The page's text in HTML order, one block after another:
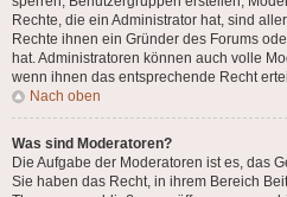
Rechte, die ein Administrator hat, sind
Rechte ihnen ein Gründer des Forums
hat. Administratoren können auch volle
wenn ihnen das entsprechende Recht
Nach oben
Was sind Moderatoren?
Die Aufgabe der Moderatoren ist es, das
Sie haben das Recht, in ihrem Bereich